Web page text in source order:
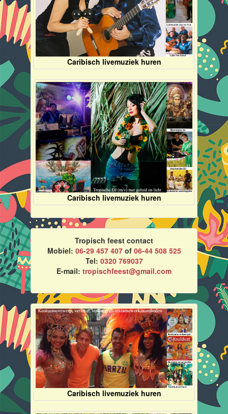
Caribisch livemuziek huren
Caribisch livemuziek huren
Tropisch feest contact
Mobiel: 06-29 457 407of 06-44 508 525
Tel: 0320 769037
E-mail: tropischfeest@gmail.com
Caribisch livemuziek huren